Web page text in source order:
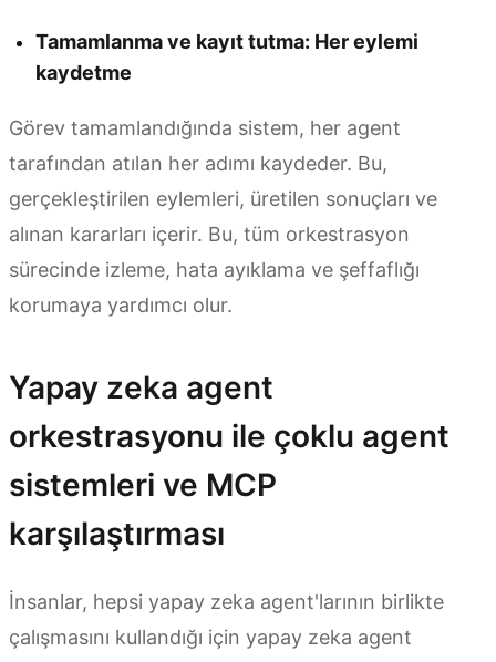
Tamamlanma ve kayıt tutma: Her eylemi
kaydetme
Görev tamamlandığında sistem, her agent
tarafından atılan her adımı kaydeder. Bu,
gerçekleştirilen eylemleri, üretilen sonuçları ve
alınan kararları içerir. Bu, tüm orkestrasyon
sürecinde izleme, hata ayıklama ve şeffaflığı
korumaya yardımcı olur.
Yapay zeka agent
orkestrasyonu ile çoklu agent
sistemleri ve MCP
karşılaştırması
İnsanlar, hepsi yapay zeka agent'larının birlikte
çalışmasını kullandığı için yapay zeka agent